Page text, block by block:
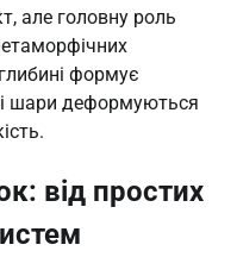
але головну роль
формує
шари деформуються
від простих